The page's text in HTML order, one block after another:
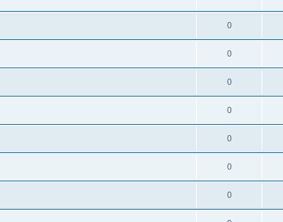
0
0
0
0
0
0
0